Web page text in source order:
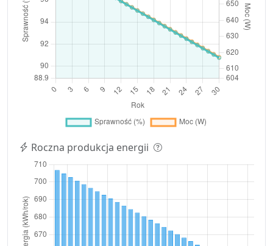
Roczna produkcja energii